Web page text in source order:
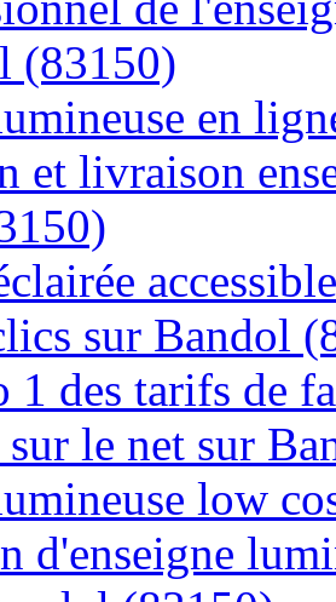
(83150)
en
et livraison
sur Bandol
1 des tarifs de
le net sur
low
d'enseigne